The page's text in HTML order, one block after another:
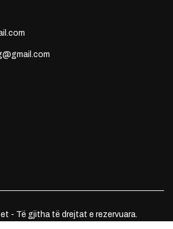
- Të gjitha të drejtat e rezervuara.